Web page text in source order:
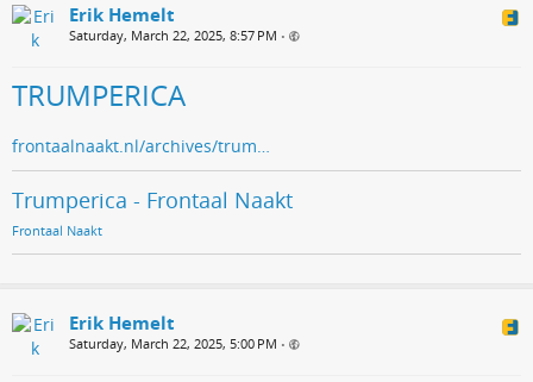
Erik Hemelt
Saturday, March 22, 2025, 8:57 PM •
TRUMPERICA
frontaalnaakt.nl/archives/trum…
Trumperica - Frontaal Naakt
Frontaal Naakt
Erik Hemelt
Saturday, March 22, 2025, 5:00 PM •